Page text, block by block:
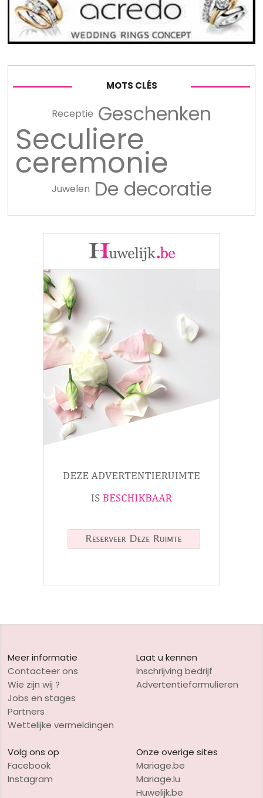
MOTS CLÉS
Receptie Geschenken
Seculiere
ceremonie
Juwelen De decoratie
Meer informatie
Contacteer ons
Wie zijn wij ?
Jobs en stages
Partners
Wettelijke vermeldingen
Laat u kennen
Inschrijving bedrijf
Advertentieformulieren
Volg ons op
Facebook
Instagram
Onze overige sites
Mariage.be
Mariage.lu
Huwelijk.be